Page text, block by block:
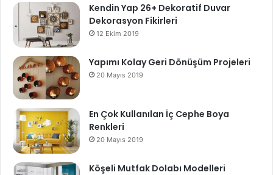
Kendin Yap 26+ Dekoratif Duvar
Dekorasyon Fikirleri
12 Ekim 2019
Yapımı Kolay Geri Dönüşüm Projeleri
20 Mayıs 2019
En Çok Kullanılan İç Cephe Boya
Renkleri
20 Mayıs 2019
Köşeli Mutfak Dolabı Modelleri